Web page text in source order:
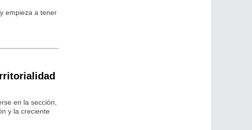
empieza a tener
en la sección,
y la creciente